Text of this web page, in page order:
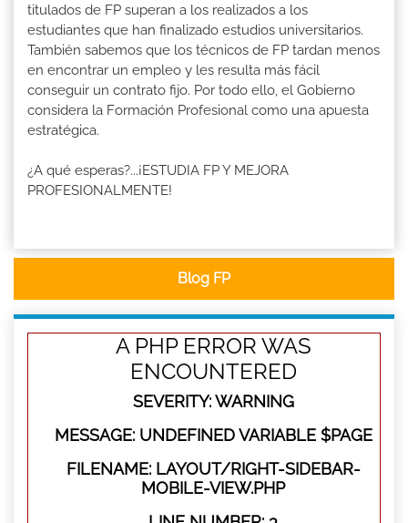
titulados de FP superan a los realizados a los
estudiantes que han finalizado estudios universitarios.
También sabemos que los técnicos de FP tardan menos
en encontrar un empleo y les resulta más fácil
conseguir un contrato fijo. Por todo ello, el Gobierno
considera la Formación Profesional como una apuesta
estratégica.
¿A qué esperas?...¡ESTUDIA FP Y MEJORA
PROFESIONALMENTE!
Blog FP
A PHP ERROR WAS
ENCOUNTERED
SEVERITY: WARNING
MESSAGE: UNDEFINED VARIABLE $PAGE
FILENAME: LAYOUT/RIGHT-SIDEBAR-
MOBILE-VIEW.PHP